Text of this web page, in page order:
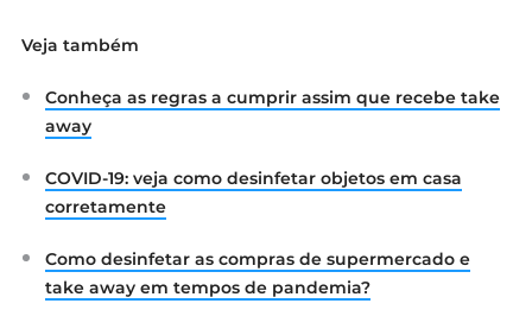
Acompanhantes e Visitas nas Unidades
https://www.dgs.pt/normas-orientacoes-e-
informacoes/orientacoes-e-circulares-
17122020-pdf.aspx
Veja também
Conheça as regras a cumprir assim que recebe take
away
COVID-19: veja como desinfetar objetos em casa
corretamente
Como desinfetar as compras de supermercado e
take away em tempos de pandemia?